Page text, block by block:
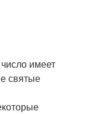
имеет
святые